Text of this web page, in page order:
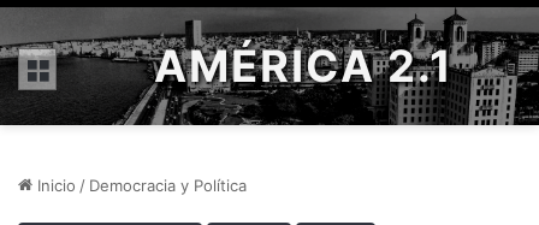
Menú AMÉRICA 2.1
Inicio / Democracia y Política